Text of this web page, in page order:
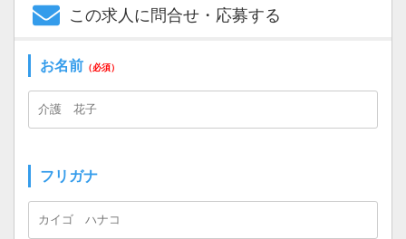
この求人に問合せ・応募する
お名前 （必須）
フリガナ